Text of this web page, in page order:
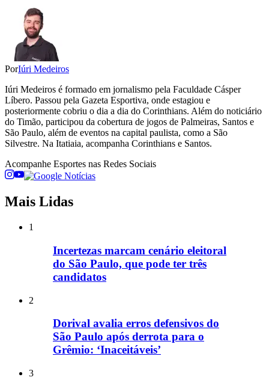
PorIúri Medeiros
Iúri Medeiros é formado em jornalismo pela Faculdade Cásper
Líbero. Passou pela Gazeta Esportiva, onde estagiou e
posteriormente cobriu o dia a dia do Corinthians. Além do noticiário
do Timão, participou da cobertura de jogos de Palmeiras, Santos e
São Paulo, além de eventos na capital paulista, como a São
Silvestre. Na Itatiaia, acompanha Corinthians e Santos.
Acompanhe Esportes nas Redes Sociais
Mais Lidas
1
Incertezas marcam cenário eleitoral
do São Paulo, que pode ter três
candidatos
2
Dorival avalia erros defensivos do
São Paulo após derrota para o
Grêmio: ‘Inaceitáveis’
3